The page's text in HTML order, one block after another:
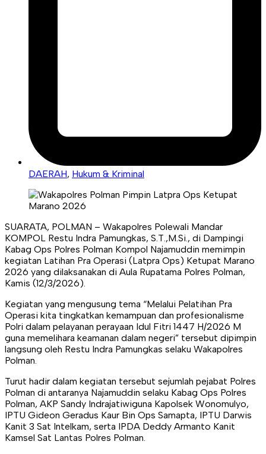
DAERAH, Hukum & Kriminal
SUARATA, POLMAN – Wakapolres Polewali Mandar
KOMPOL Restu Indra Pamungkas, S.T.,M.Si., di Dampingi
Kabag Ops Polres Polman Kompol Najamuddin memimpin
kegiatan Latihan Pra Operasi (Latpra Ops) Ketupat Marano
2026 yang dilaksanakan di Aula Rupatama Polres Polman,
Kamis (12/3/2026).
Kegiatan yang mengusung tema “Melalui Pelatihan Pra
Operasi kita tingkatkan kemampuan dan profesionalisme
Polri dalam pelayanan perayaan Idul Fitri 1447 H/2026 M
guna memelihara keamanan dalam negeri” tersebut dipimpin
langsung oleh Restu Indra Pamungkas selaku Wakapolres
Polman.
Turut hadir dalam kegiatan tersebut sejumlah pejabat Polres
Polman di antaranya Najamuddin selaku Kabag Ops Polres
Polman, AKP Sandy Indrajatiwiguna Kapolsek Wonomulyo,
IPTU Gideon Geradus Kaur Bin Ops Samapta, IPTU Darwis
Kanit 3 Sat Intelkam, serta IPDA Deddy Armanto Kanit
Kamsel Sat Lantas Polres Polman.